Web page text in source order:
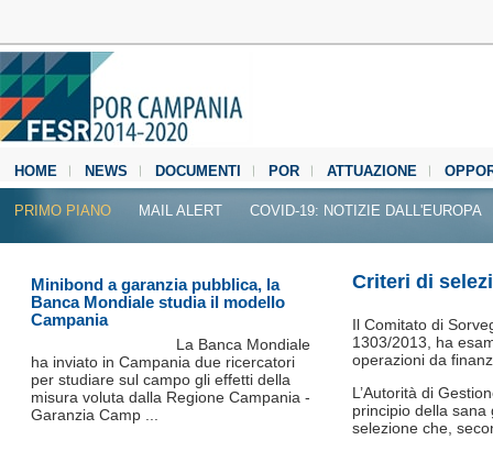
HOME NEWS DOCUMENTI POR ATTUAZIONE
MEDIA CENTER
PRIMO PIANO MAIL ALERT COVID-19: NOTIZIE DALL'EUROPA
Criteri di
Il Comitato di
1303/2013, ha
operazioni da
L’Autorità di
principio della
selezione che,
Minibond a garanzia pubblica, la
Banca Mondiale studia il modello
Campania
La Banca Mondiale
ha inviato in Campania due ricercatori
per studiare sul campo gli effetti della
misura voluta dalla Regione Campania -
Garanzia Camp ...